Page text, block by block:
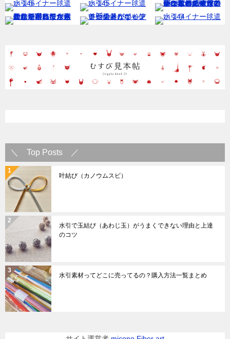
＼ Top Posts ／
叶結び（カノウムスビ）
水引で玉結び（あわじ玉）がうまくできない理由と上達
のコツ
水引素材ってどこに売ってるの？購入方法一覧まとめ